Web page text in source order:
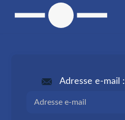
Adresse e-mail :